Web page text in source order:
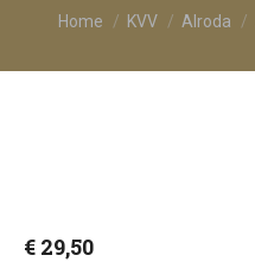
Je bent hier:
Home KVV Alroda
€ 29,50